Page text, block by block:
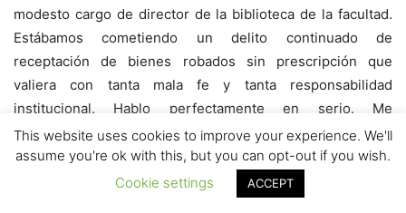
modesto cargo de director de la biblioteca de la facultad.
Estábamos cometiendo un delito continuado de
receptación de bienes robados sin prescripción que
valiera con tanta mala fe y tanta responsabilidad
institucional. Hablo perfectamente en serio. Me
encontraba encubriendo un delito.
Salvo los detalles que he recuperado ahora para esta
reflexión gracias a la ayuda de Antonio Merchán, yo no
This website uses cookies to improve your experience. We'll
assume you're ok with this, but you can opt-out if you wish.
Cookie settings
ACCEPT